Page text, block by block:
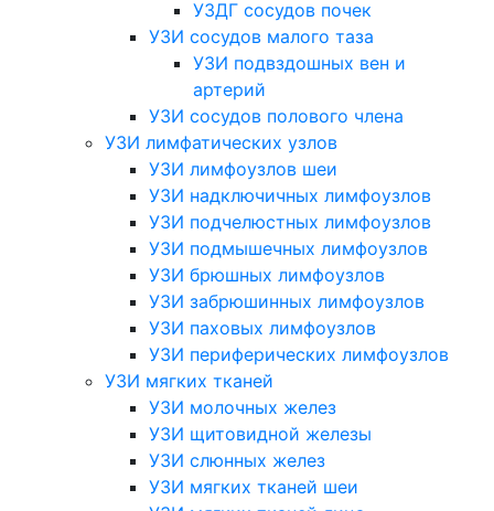
УЗДГ сосудов почек
УЗИ сосудов малого таза
УЗИ подвздошных вен и
артерий
УЗИ сосудов полового члена
УЗИ лимфатических узлов
УЗИ лимфоузлов шеи
УЗИ надключичных лимфоузлов
УЗИ подчелюстных лимфоузлов
УЗИ подмышечных лимфоузлов
УЗИ брюшных лимфоузлов
УЗИ забрюшинных лимфоузлов
УЗИ паховых лимфоузлов
УЗИ периферических лимфоузлов
УЗИ мягких тканей
УЗИ молочных желез
УЗИ щитовидной железы
УЗИ слюнных желез
УЗИ мягких тканей шеи